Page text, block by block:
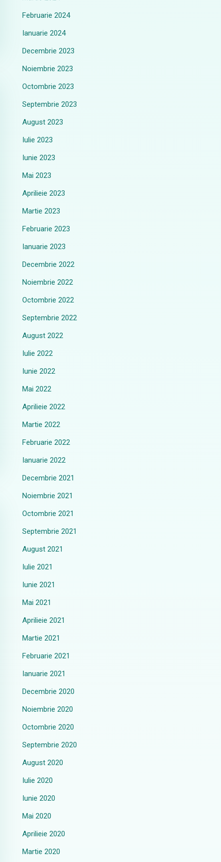
Februarie 2024
Ianuarie 2024
Decembrie 2023
Noiembrie 2023
Octombrie 2023
Septembrie 2023
August 2023
Iulie 2023
Iunie 2023
Mai 2023
Aprilieie 2023
Martie 2023
Februarie 2023
Ianuarie 2023
Decembrie 2022
Noiembrie 2022
Octombrie 2022
Septembrie 2022
August 2022
Iulie 2022
Iunie 2022
Mai 2022
Aprilieie 2022
Martie 2022
Februarie 2022
Ianuarie 2022
Decembrie 2021
Noiembrie 2021
Octombrie 2021
Septembrie 2021
August 2021
Iulie 2021
Iunie 2021
Mai 2021
Aprilieie 2021
Martie 2021
Februarie 2021
Ianuarie 2021
Decembrie 2020
Noiembrie 2020
Octombrie 2020
Septembrie 2020
August 2020
Iulie 2020
Iunie 2020
Mai 2020
Aprilieie 2020
Martie 2020